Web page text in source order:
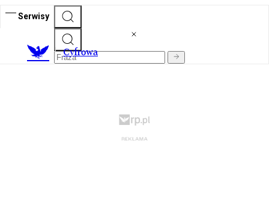
Serwisy
Cyfrowa